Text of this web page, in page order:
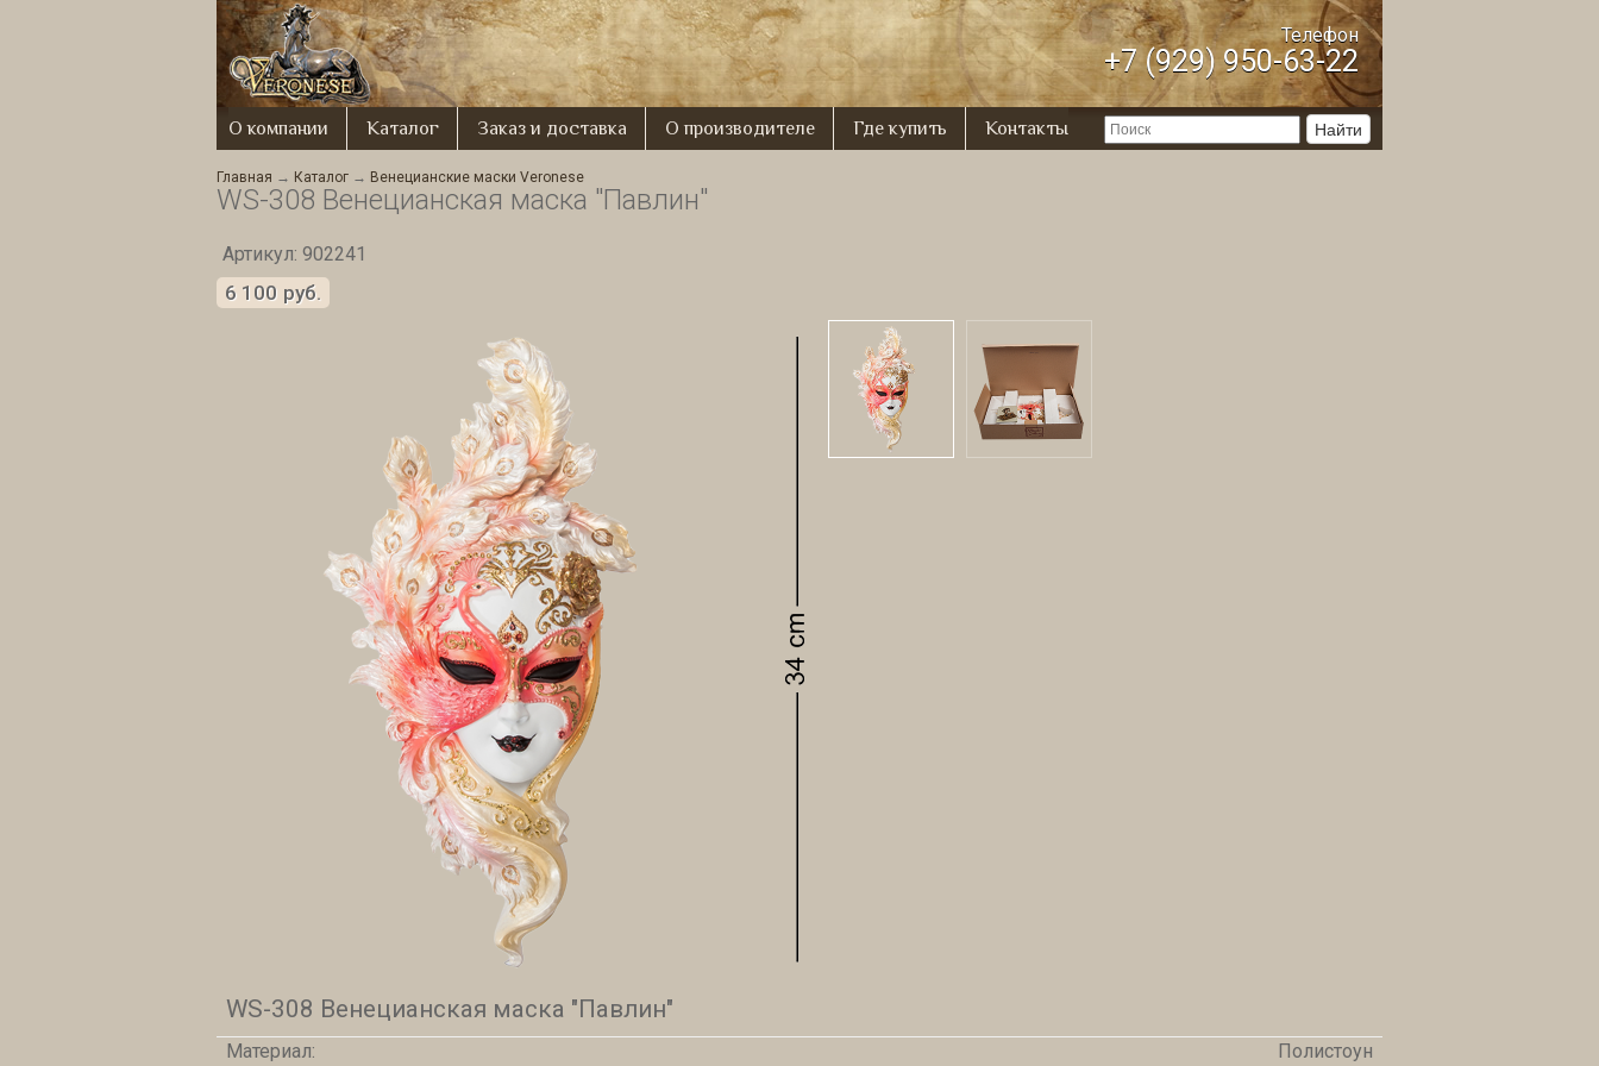
Телефон
+7 (929) 950-63-22
О компании Каталог Заказ и доставка О производителе Где купить Контакты
Главная → Каталог → Венецианские маски Veronese
WS-308 Венецианская маска "Павлин"
Артикул: 902241
6 100 руб.
WS-308 Венецианская маска "Павлин"
Материал: Полистоун